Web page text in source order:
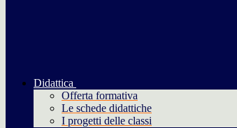
Didattica
Offerta formativa
Le schede didattiche
I progetti delle classi